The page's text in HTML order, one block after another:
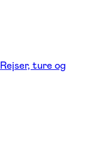
Rejser, ture og